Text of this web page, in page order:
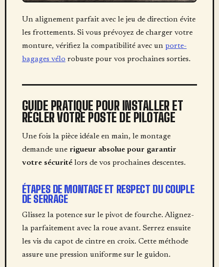
Un alignement parfait avec le jeu de direction évite
les frottements. Si vous prévoyez de charger votre
monture, vérifiez la compatibilité avec un porte-
bagages vélo robuste pour vos prochaines sorties.
GUIDE PRATIQUE POUR INSTALLER ET
RÉGLER VOTRE POSTE DE PILOTAGE
Une fois la pièce idéale en main, le montage
demande une rigueur absolue pour garantir
votre sécuritélors de vos prochaines descentes.
ÉTAPES DE MONTAGE ET RESPECT DU COUPLE
DE SERRAGE
Glissez la potence sur le pivot de fourche. Alignez-
la parfaitement avec la roue avant. Serrez ensuite
les vis du capot de cintre en croix. Cette méthode
assure une pression uniforme sur le guidon.